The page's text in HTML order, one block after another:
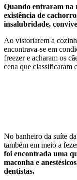
Quando entraram na
existência de
insalubridade,
Ao vistoriarem a
encontrava-se em
freezer e acharam os
cena que classificaram
No banheiro da suíte
também em meio a
foi encontrada uma
maconha e
dentistas.